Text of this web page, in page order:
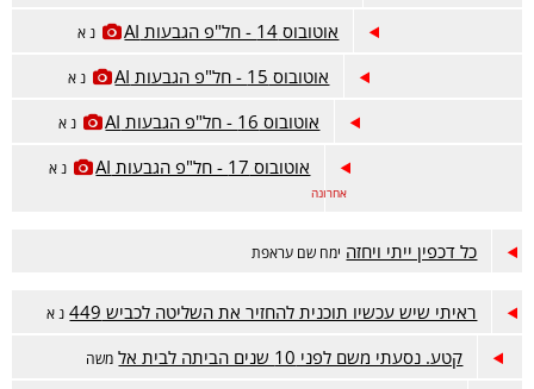
אוטובוס 14 - חל"פ הגבעות AI נ א
אוטובוס 15 - חל"פ הגבעות AI נ א
אוטובוס 16 - חל"פ הגבעות AI נ א
אוטובוס 17 - חל"פ הגבעות AI נ א
אחרונה
כל דכפין ייתי ויחזה ימח שם עראפת
ראיתי שיש עכשיו תוכנית להחזיר את השליטה לכביש 449 נ א
קטע. נסעתי משם לפני 10 שנים הביתה לבית אל משה